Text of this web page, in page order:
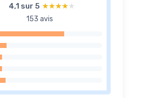
4,1 sur 5 ★★★★★
★★★★★
153 avis